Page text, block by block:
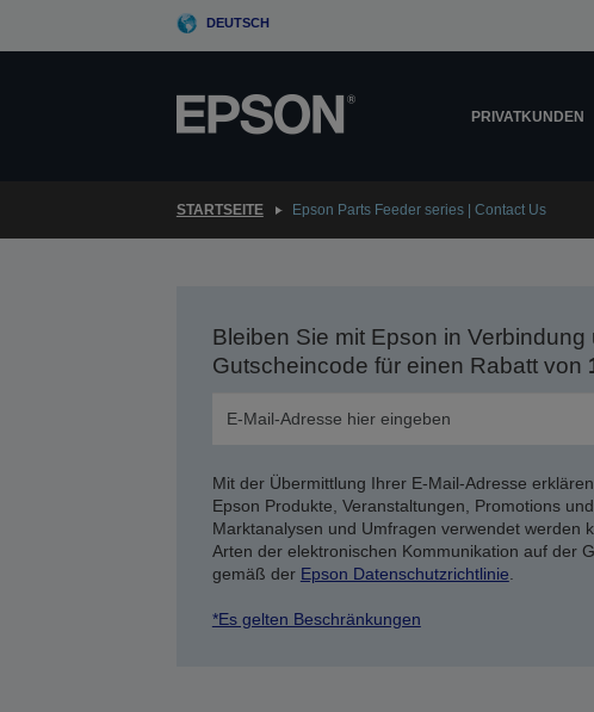
DEUTSCH
PRIVATKUNDEN
STARTSEITE Epson Parts Feeder series | Contact Us
Bleiben Sie mit Epson in
Gutscheincode für einen Rabatt von
Mit der Übermittlung Ihrer E-Mail-Adresse
Epson Produkte, Veranstaltungen, Promotions
Marktanalysen und Umfragen verwendet werden
Arten der elektronischen Kommunikation auf der
gemäß der Epson Datenschutzrichtlinie
*Es gelten Beschränkungen